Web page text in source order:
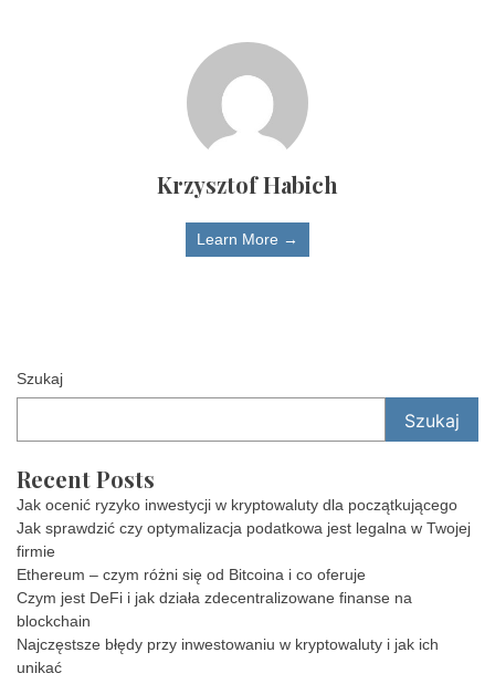
Krzysztof Habich
Learn More →
Szukaj
Szukaj
Recent Posts
Jak ocenić ryzyko inwestycji w kryptowaluty dla początkującego
Jak sprawdzić czy optymalizacja podatkowa jest legalna w Twojej
firmie
Ethereum – czym różni się od Bitcoina i co oferuje
Czym jest DeFi i jak działa zdecentralizowane finanse na
blockchain
Najczęstsze błędy przy inwestowaniu w kryptowaluty i jak ich
unikać